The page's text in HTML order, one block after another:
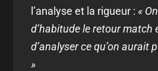
l’analyse et la rigueur :«
d’habitude le retour match
d’analyser ce qu’on aurait
»